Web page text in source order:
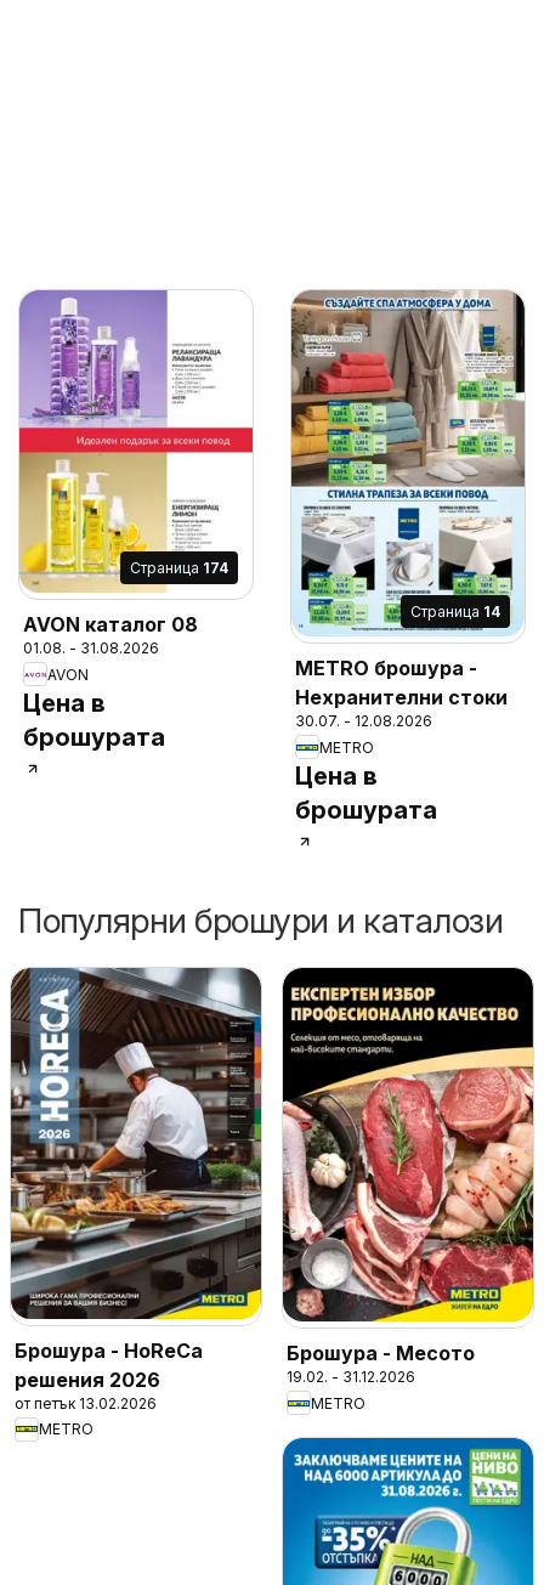
Cтраница 174
AVON каталог 08
01.08. - 31.08.2026
AVON
Цена в
брошурата
Cтраница 14
METRO брошура -
Нехранителни стоки
30.07. - 12.08.2026
METRO
Цена в
брошурата
Популярни брошури и каталози
Брошура - HoReCa
решения 2026
от петък 13.02.2026
METRO
Брошура - Месото
19.02. - 31.12.2026
METRO